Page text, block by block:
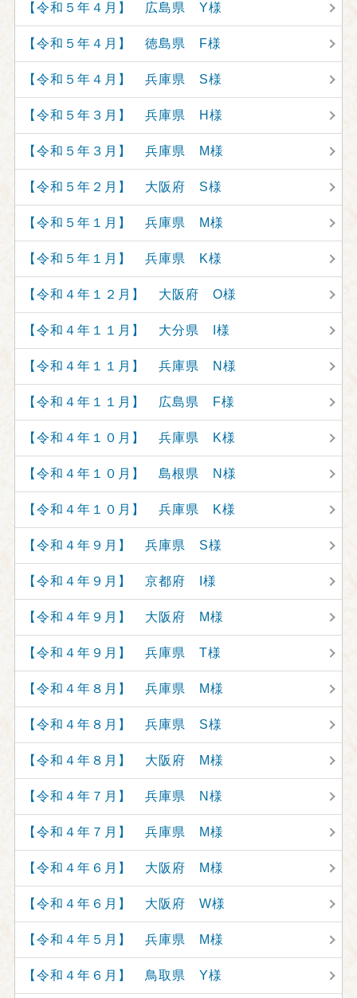
【令和５年４月】 広島県 Y様
【令和５年４月】 徳島県 F様
【令和５年４月】 兵庫県 S様
【令和５年３月】 兵庫県 H様
【令和５年３月】 兵庫県 M様
【令和５年２月】 大阪府 S様
【令和５年１月】 兵庫県 M様
【令和５年１月】 兵庫県 K様
【令和４年１２月】 大阪府 O様
【令和４年１１月】 大分県 I様
【令和４年１１月】 兵庫県 N様
【令和４年１１月】 広島県 F様
【令和４年１０月】 兵庫県 K様
【令和４年１０月】 島根県 N様
【令和４年１０月】 兵庫県 K様
【令和４年９月】 兵庫県 S様
【令和４年９月】 京都府 I様
【令和４年９月】 大阪府 M様
【令和４年９月】 兵庫県 T様
【令和４年８月】 兵庫県 M様
【令和４年８月】 兵庫県 S様
【令和４年８月】 大阪府 M様
【令和４年７月】 兵庫県 N様
【令和４年７月】 兵庫県 M様
【令和４年６月】 大阪府 M様
【令和４年６月】 大阪府 W様
【令和４年５月】 兵庫県 M様
【令和４年６月】 鳥取県 Y様